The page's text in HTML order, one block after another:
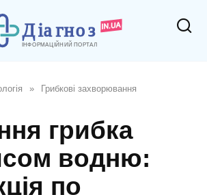
» Грибкові захворювання
грибка
водню:
по